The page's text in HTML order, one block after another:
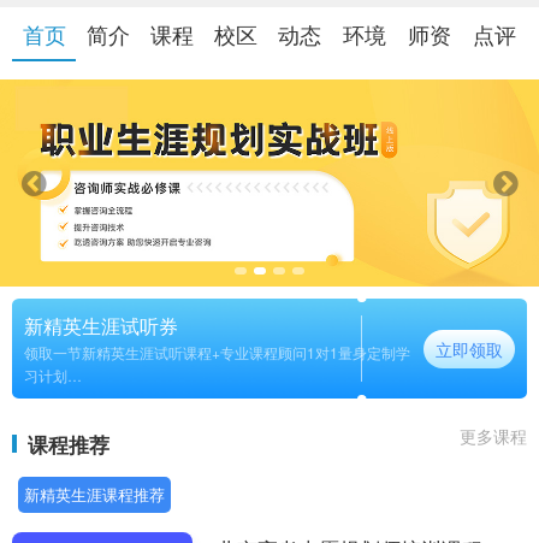
首页 简介 课程 校区 动态 环境 师资 点评
新精英生涯试听券
领取一节新精英生涯试听课程+专业课程顾问1对1量身定制学
习计划
长期
立即领取
课程推荐 更多课程
新精英生涯课程推荐